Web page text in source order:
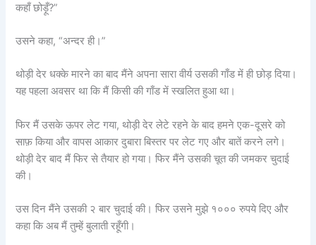
कहाँ छोड़ूँ?”
उसने कहा, “अन्दर ही।”
थोड़ी देर धक्के मारने का बाद मैंने अपना सारा वीर्य उसकी गाँड में ही छोड़ दिया।
यह पहला अवसर था कि मैं किसी की गाँड में स्खलित हुआ था।
फिर मैं उसके ऊपर लेट गया, थोड़ी देर लेटे रहने के बाद हमने एक-दूसरे को
साफ़ किया और वापस आकार दुबारा बिस्तर पर लेट गए और बातें करने लगे।
थोड़ी देर बाद मैं फिर से तैयार हो गया। फिर मैंने उसकी चूत की जमकर चुदाई
की।
उस दिन मैंने उसकी २ बार चुदाई की। फिर उसने मुझे १००० रुपये दिए और
कहा कि अब मैं तुम्हें बुलाती रहूँगी।